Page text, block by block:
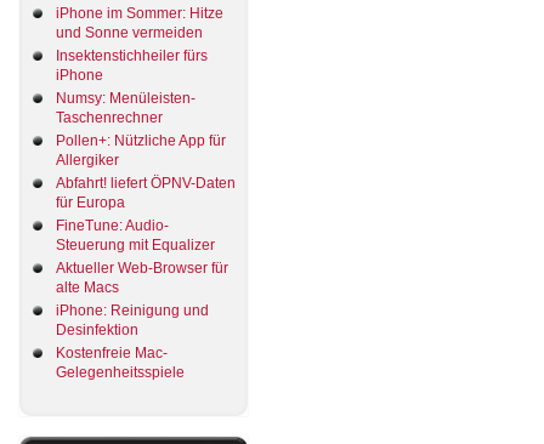
iPhone im Sommer: Hitze
und Sonne vermeiden
Insektenstichheiler fürs
iPhone
Numsy: Menüleisten-
Taschenrechner
Pollen+: Nützliche App für
Allergiker
Abfahrt! liefert ÖPNV-Daten
für Europa
FineTune: Audio-
Steuerung mit Equalizer
Aktueller Web-Browser für
alte Macs
iPhone: Reinigung und
Desinfektion
Kostenfreie Mac-
Gelegenheitsspiele